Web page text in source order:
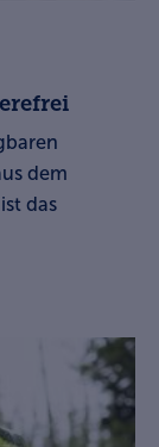
dem
das